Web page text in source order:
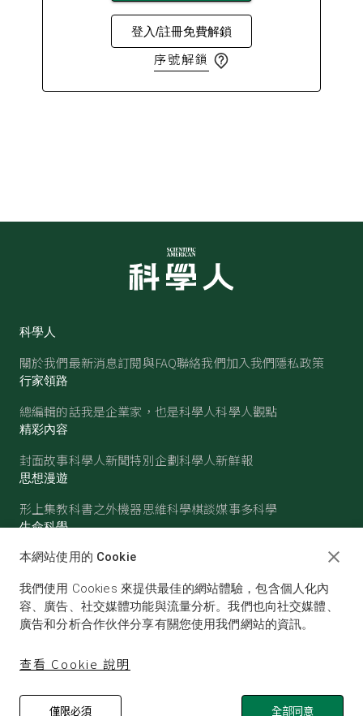
登入/註冊免費解鎖
序號解鎖
科學人
關於我們最新消息訂閱與FAQ聯絡我們加入我們隱私政策
行家領路
總編輯的話我是企業家，也是科學人科學人觀點
精彩內容
封面故事科學人新聞特別企劃科學人新鮮報
思想漫遊
形上集教科書之外機器思維科學棋談媒事多科學
生命科學
醫學古生物心理學生態學
物理 化學地球科學天文
© SCIENTIFIC AMERICAN, A DIVISION OF NATURE
本網站使用的 Cookie
我們使用 Cookies 來提供最佳的網站體驗，包含個人化內
容、廣告、社交媒體功能與流量分析。我們也向社交媒體、
廣告和分析合作伙伴分享有關您使用我們網站的資訊。
查看 Cookie 說明
僅限必須 全部同意